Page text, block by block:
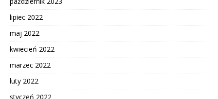
lipiec 2022
maj 2022
kwiecień 2022
marzec 2022
luty 2022
styczeń 2022